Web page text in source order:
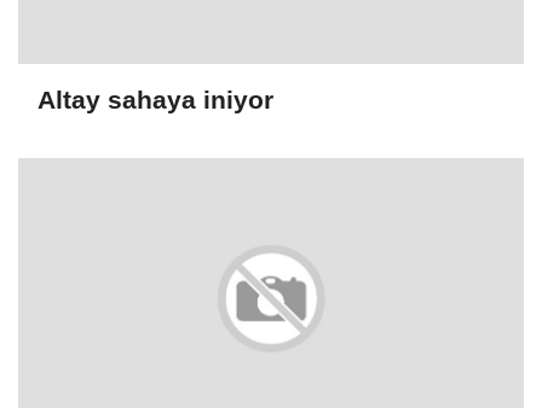
Altay sahaya iniyor